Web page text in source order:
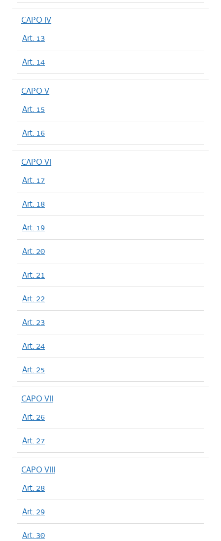
CAPO IV
Art. 13
Art. 14
CAPO V
Art. 15
Art. 16
CAPO VI
Art. 17
Art. 18
Art. 19
Art. 20
Art. 21
Art. 22
Art. 23
Art. 24
Art. 25
CAPO VII
Art. 26
Art. 27
CAPO VIII
Art. 28
Art. 29
Art. 30